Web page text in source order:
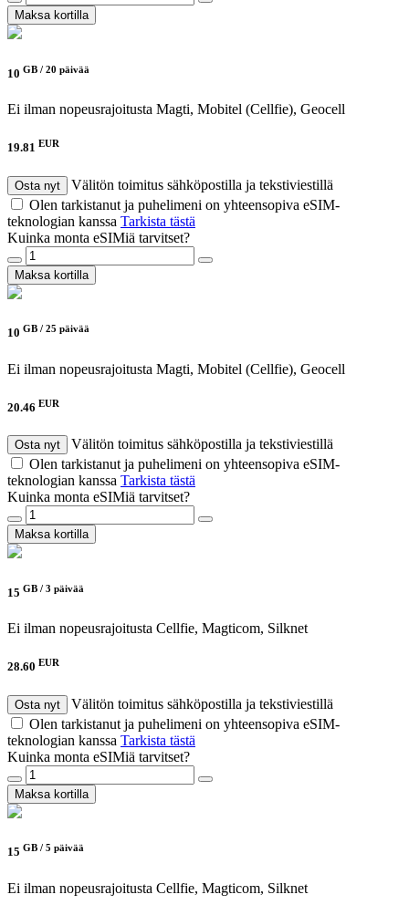
Maksa kortilla
10 GB / 20 päivää
Ei ilman nopeusrajoitusta Magti, Mobitel (Cellfie), Geocell
19.81 EUR
Osta nyt
Välitön toimitus sähköpostilla ja tekstiviestillä
Olen tarkistanut ja puhelimeni on yhteensopiva eSIM-
teknologian kanssa Tarkista tästä
Kuinka monta eSIMiä tarvitset?
Maksa kortilla
10 GB / 25 päivää
Ei ilman nopeusrajoitusta Magti, Mobitel (Cellfie), Geocell
20.46 EUR
Osta nyt
Välitön toimitus sähköpostilla ja tekstiviestillä
Olen tarkistanut ja puhelimeni on yhteensopiva eSIM-
teknologian kanssa Tarkista tästä
Kuinka monta eSIMiä tarvitset?
Maksa kortilla
15 GB / 3 päivää
Ei ilman nopeusrajoitusta Cellfie, Magticom, Silknet
28.60 EUR
Osta nyt
Välitön toimitus sähköpostilla ja tekstiviestillä
Olen tarkistanut ja puhelimeni on yhteensopiva eSIM-
teknologian kanssa Tarkista tästä
Kuinka monta eSIMiä tarvitset?
Maksa kortilla
15 GB / 5 päivää
Ei ilman nopeusrajoitusta Cellfie, Magticom, Silknet